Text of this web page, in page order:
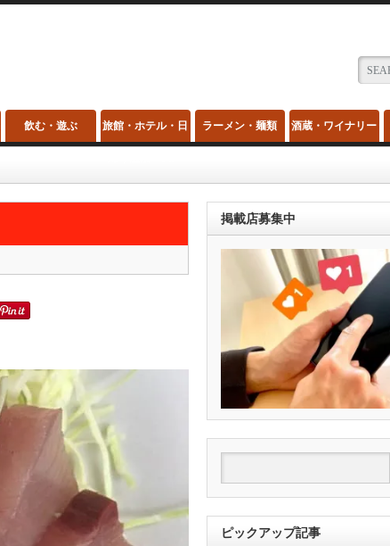
飲む・遊ぶ 旅館・ホテル・日 ラーメン・麺類 酒蔵・ワイナリー
掲載店募集中
ピックアップ記事